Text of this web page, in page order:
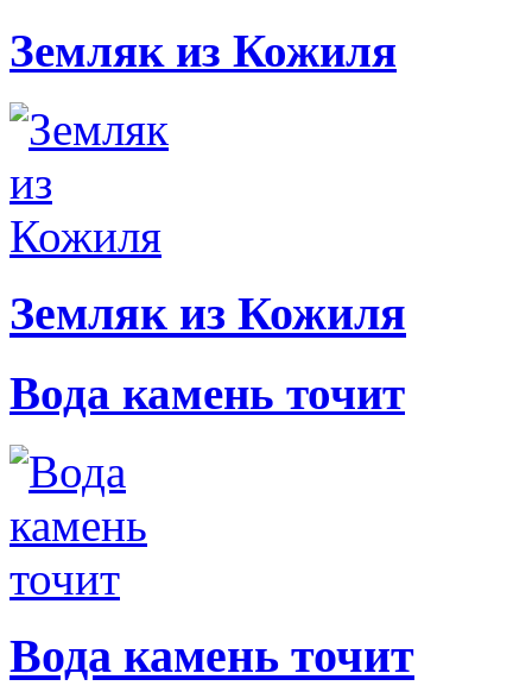
Земляк из Кожиля
Земляк из Кожиля
Вода камень точит
Вода камень точит